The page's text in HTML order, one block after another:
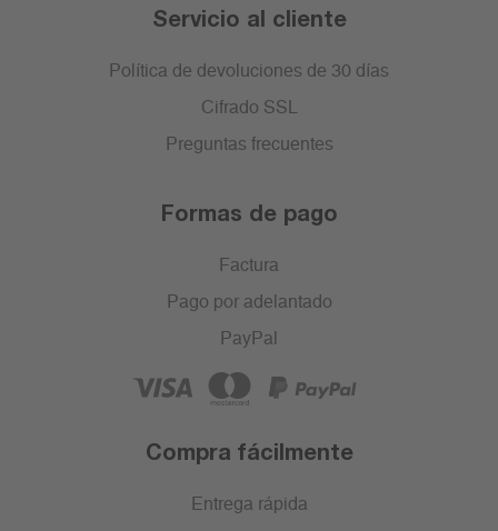
Servicio al cliente
Política de devoluciones de 30 días
Cifrado SSL
Preguntas frecuentes
Formas de pago
Factura
Pago por adelantado
PayPal
Compra fácilmente
Entrega rápida